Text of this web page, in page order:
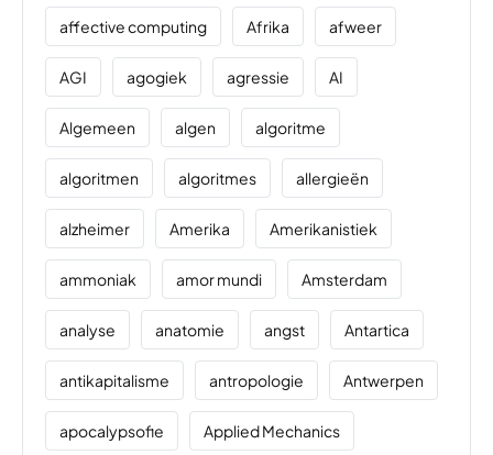
affective computing Afrika afweer
AGI agogiek agressie AI
Algemeen algen algoritme
algoritmen algoritmes allergieën
alzheimer Amerika Amerikanistiek
ammoniak amor mundi Amsterdam
analyse anatomie angst Antartica
antikapitalisme antropologie Antwerpen
apocalypsofie Applied Mechanics